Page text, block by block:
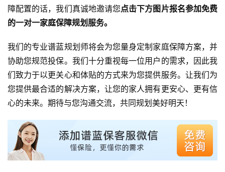
障配置的话，我们真诚地邀请您点击下方图片报名参加免费
的一对一家庭保障规划服务。
我们的专业谱蓝规划师将会为您量身定制家庭保障方案，并
协助您规范投保。我们十分重视每一位用户的需求，因此我
们致力于以更关心和体贴的方式来为您提供服务。让我们为
您提供最合适的解决方案，让您的家人拥有更安心、更有信
心的未来。期待与您沟通交流，共同规划美好明天！